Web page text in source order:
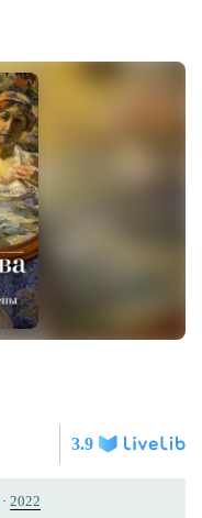
3.9
· 2022